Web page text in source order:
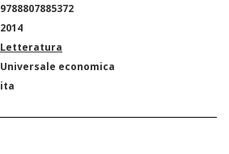
9788807885372
2014
Letteratura
Universale economica
ita